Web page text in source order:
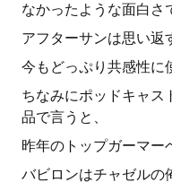
なかったような面白さ
アフターサンは思い返
今もどっぷり共感性に
ちなみにポッドキャス
品で言うと、
昨年のトップガーマー
バビロンはチャゼルの